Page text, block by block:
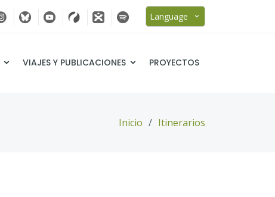
Language
VIAJES Y PUBLICACIONES PROYECTOS
Inicio Itinerarios